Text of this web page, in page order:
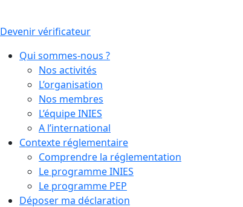
Devenir vérificateur
Qui sommes-nous ?
Nos activités
L’organisation
Nos membres
L’équipe INIES
A l’international
Contexte réglementaire
Comprendre la réglementation
Le programme INIES
Le programme PEP
Déposer ma déclaration